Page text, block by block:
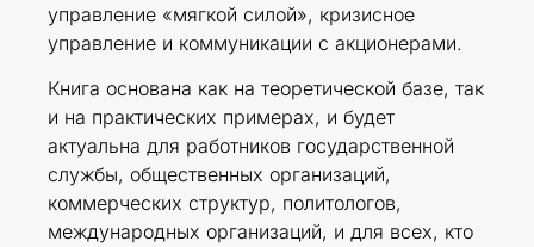
управление «мягкой силой», кризисное
управление и коммуникации с акционерами.
Книга основана как на теоретической базе, так
и на практических примерах, и будет
актуальна для работников государственной
службы, общественных организаций,
коммерческих структур, политологов,
международных организаций, и для всех, кто